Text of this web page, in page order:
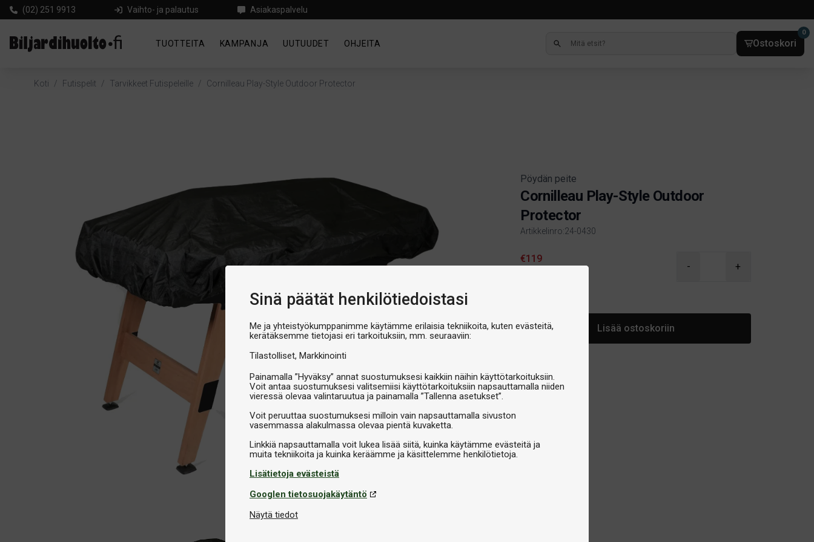
Sinä päätät henkilötiedoistasi
Me ja yhteistyökumppanimme käytämme erilaisia tekniikoita, kuten evästeitä,
kerätäksemme tietojasi eri tarkoituksiin, mm. seuraaviin:
Tilastolliset Markkinointi
Painamalla ”Hyväksy” annat suostumuksesi kaikkiin näihin käyttötarkoituksiin.
Voit antaa suostumuksesi valitsemiisi käyttötarkoituksiin napsauttamalla niiden
vieressä olevaa valintaruutua ja painamalla ”Tallenna asetukset”.
Voit peruuttaa suostumuksesi milloin vain napsauttamalla sivuston
vasemmassa alakulmassa olevaa pientä kuvaketta.
Linkkiä napsauttamalla voit lukea lisää siitä, kuinka käytämme evästeitä ja
Lisätietoja evästeistä
Googlen tietosuojakäytäntö
Näytä tiedot
(02) 251 9913 Vaihto- ja palautus Asiakaspalvelu
TUOTTEITA KAMPANJA UUTUUDET OHJEITA Ostoskori
0
Koti / Futispelit / Tarvikkeet Futispeleille / Cornilleau Play-Style Outdoor Protector
Pöydän peite
Cornilleau Play-Style Outdoor
Protector
Artikkelinro:24-0430
Product information
€119
- +
Lisää ostoskoriin